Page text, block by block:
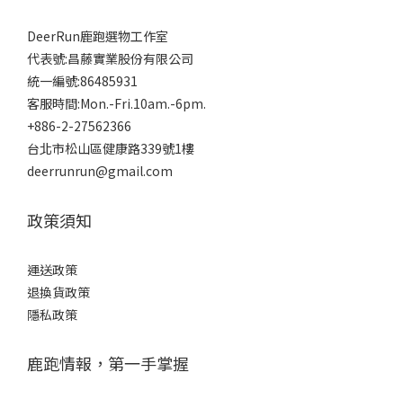
DeerRun鹿跑選物工作室
代表號:昌藤實業股份有限公司
統一編號:86485931
客服時間:Mon.-Fri.10am.-6pm.
+886-2-27562366
台北市松山區健康路339號1樓
deerrunrun@gmail.com
政策須知
運送政策
退換貨政策
隱私政策
鹿跑情報，第一手掌握